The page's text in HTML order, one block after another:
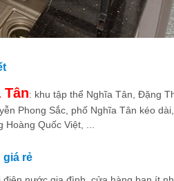
: khu tập thể Nghĩa Tân, Đặng
Phong Sắc, phố Nghĩa Tân kéo
Quốc Việt, ...
giá rẻ